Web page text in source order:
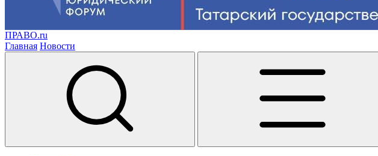
ПРАВО.ru
Главная Новости